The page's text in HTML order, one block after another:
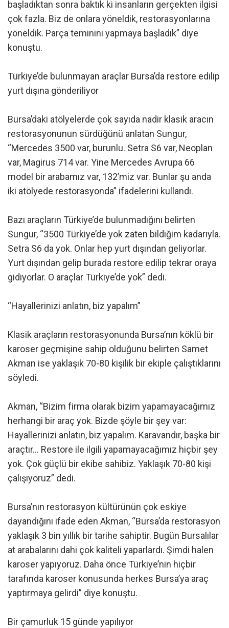
başladıktan sonra baktık ki insanların gerçekten ilgisi
çok fazla. Biz de onlara yöneldik, restorasyonlarına
yöneldik. Parça teminini yapmaya başladık” diye
konuştu.
Türkiye’de bulunmayan araçlar Bursa’da restore edilip
yurt dışına gönderiliyor
Bursa’daki atölyelerde çok sayıda nadir klasik aracın
restorasyonunun sürdüğünü anlatan Sungur,
“Mercedes 3500 var, burunlu. Setra S6 var, Neoplan
var, Magirus 714 var. Yine Mercedes Avrupa 66
model bir arabamız var, 132’miz var. Bunlar şu anda
iki atölyede restorasyonda” ifadelerini kullandı.
Bazı araçların Türkiye’de bulunmadığını belirten
Sungur, “3500 Türkiye’de yok zaten bildiğim kadarıyla.
Setra S6 da yok. Onlar hep yurt dışından geliyorlar.
Yurt dışından gelip burada restore edilip tekrar oraya
gidiyorlar. O araçlar Türkiye’de yok” dedi.
“Hayallerinizi anlatın, biz yapalım”
Klasik araçların restorasyonunda Bursa’nın köklü bir
karoser geçmişine sahip olduğunu belirten Samet
Akman ise yaklaşık 70-80 kişilik bir ekiple çalıştıklarını
söyledi.
Akman, “Bizim firma olarak bizim yapamayacağımız
herhangi bir araç yok. Bizde şöyle bir şey var:
Hayallerinizi anlatın, biz yapalım. Karavandır, başka bir
araçtır… Restore ile ilgili yapamayacağımız hiçbir şey
yok. Çok güçlü bir ekibe sahibiz. Yaklaşık 70-80 kişi
çalışıyoruz” dedi.
Bursa’nın restorasyon kültürünün çok eskiye
dayandığını ifade eden Akman, “Bursa’da restorasyon
yaklaşık 3 bin yıllık bir tarihe sahiptir. Bugün Bursalılar
at arabalarını dahi çok kaliteli yaparlardı. Şimdi halen
karoser yapıyoruz. Daha önce Türkiye’nin hiçbir
tarafında karoser konusunda herkes Bursa’ya araç
yaptırmaya gelirdi” diye konuştu.
Bir çamurluk 15 günde yapılıyor